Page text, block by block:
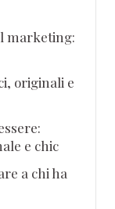
marketing:
originali e
e chic
a chi ha